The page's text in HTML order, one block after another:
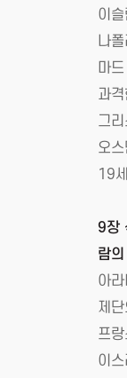
이
나
마
과
그
오
19
9장
람
아
제
프
이